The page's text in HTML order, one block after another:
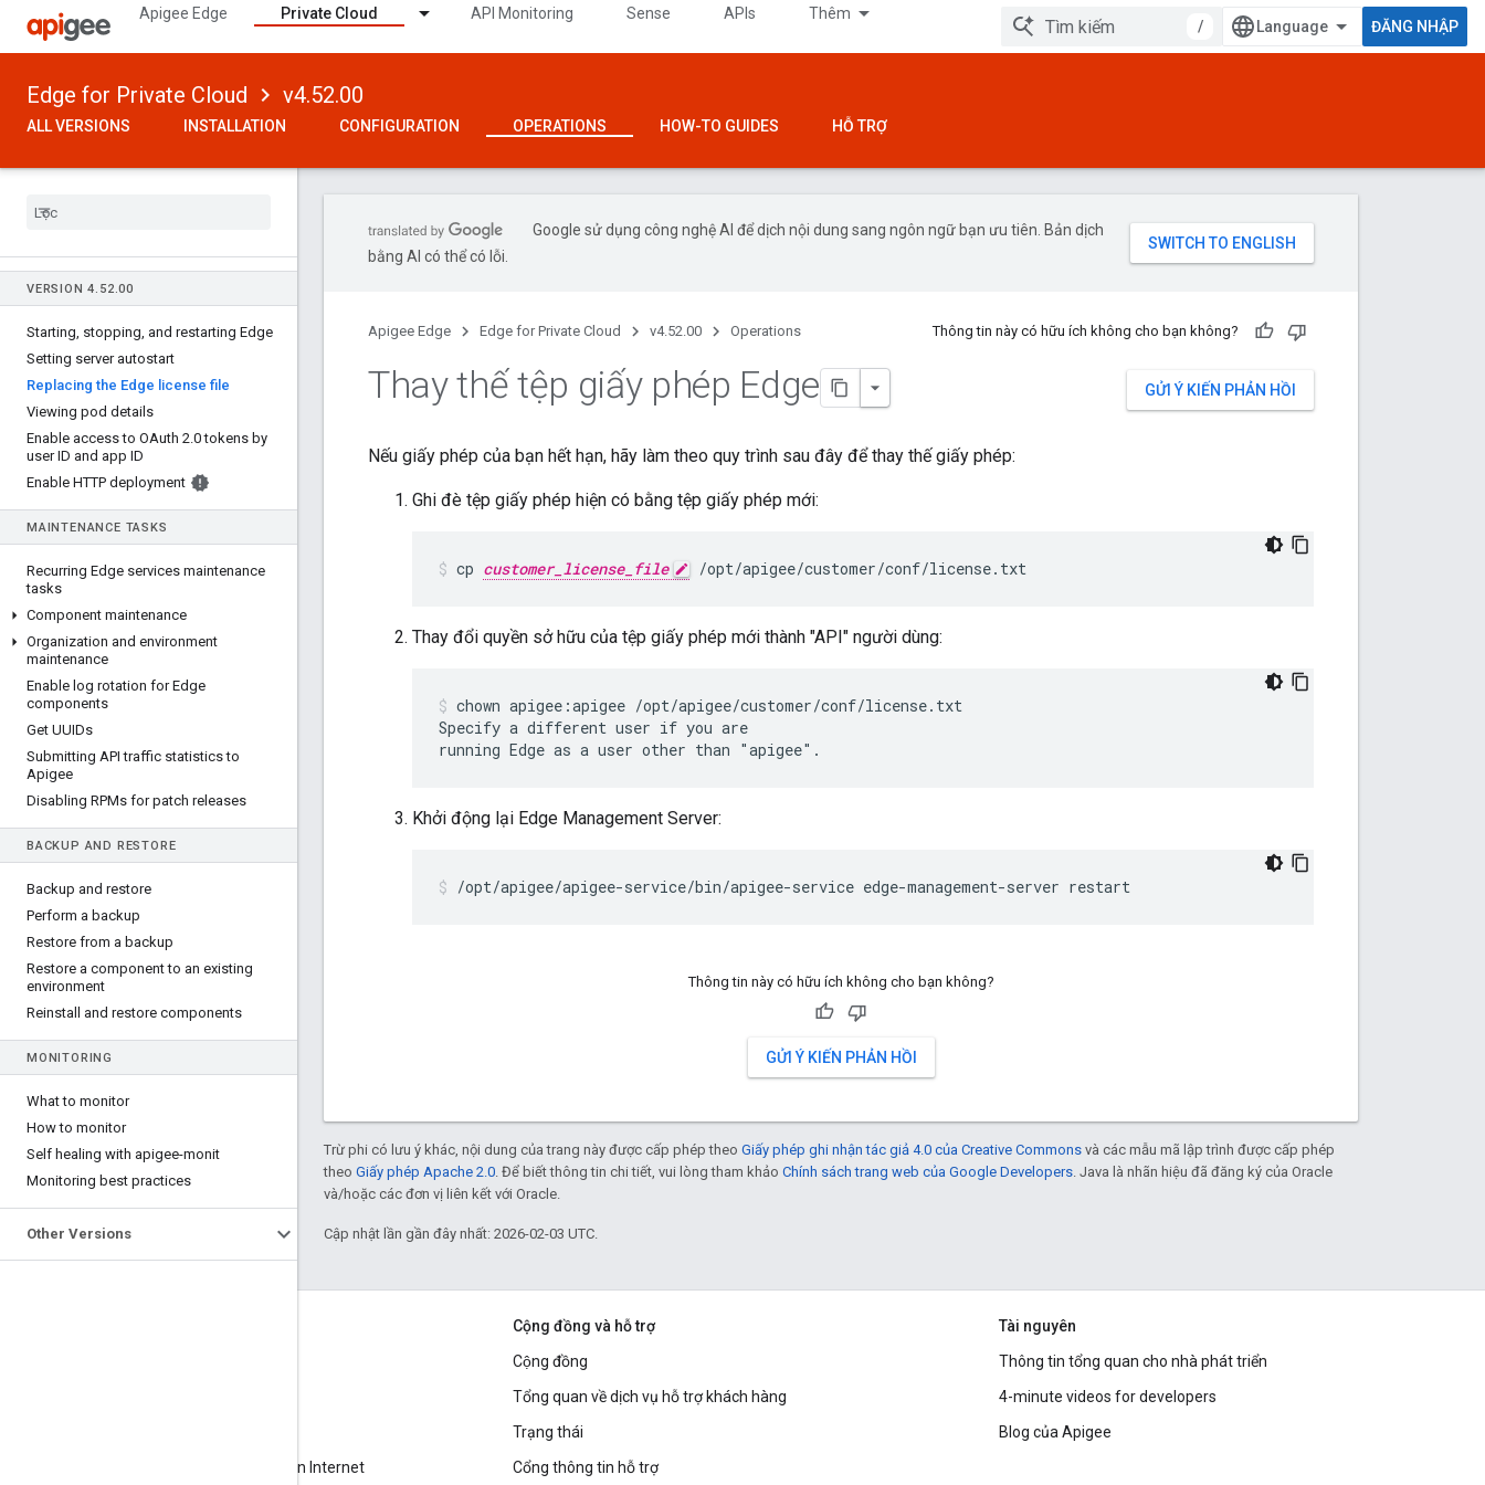
Apigee Edge Private Cloud API Monitoring Sense APIs Thêm
/ ĐĂNG NHẬP
Edge for Private Cloud v4.52.00
ALL VERSIONS INSTALLATION CONFIGURATION OPERATIONS HOW-TO GUIDES HỖ TRỢ
VERSION 4. 52.00
Starting, stopping, and restarting Edge
Setting server autostart
Replacing the Edge license file
Viewing pod details
Enable access to OAuth 2.0 tokens by
user ID and app ID
Enable HTTP deployment
MAINTENANCE TASKS
Recurring Edge services maintenance
tasks
Component maintenance
Organization and environment
maintenance
Enable log rotation for Edge
components
Get UUIDs
Submitting API traffic statistics to
Apigee
Disabling RPMs for patch releases
BACKUP AND RESTORE
Backup and restore
Perform a backup
Restore from a backup
Restore a component to an existing
environment
Reinstall and restore components
MONITORING
What to monitor
How to monitor
Self healing with apigee-monit
Monitoring best practices
Other Versions
Google sử dụng công nghệ AI để dịch nội dung sang ngôn ngữ bạn ưu tiên. Bản dịch
bằng AI có thể có lỗi.
Apigee Edge Edge for Private Cloud v4.52.00 Operations Thông tin này có hữu ích không cho bạn không?
GỬI Ý KIẾN PHẢN HỒI
Thay thế tệp giấy phép Edge
Nếu giấy phép của bạn hết hạn, hãy làm theo quy trình sau đây để thay thế giấy phép:
Ghi đè tệp giấy phép hiện có bằng tệp giấy phép mới:
cp customer_license_file /opt/apigee/customer/conf/license.txt
Thay đổi quyền sở hữu của tệp giấy phép mới thành "API" người dùng:
chown apigee:apigee /opt/apigee/customer/conf/license.txt
Specify a different user if you are
running Edge as a user other than "apigee".
Khởi động lại Edge Management Server:
/opt/apigee/apigee-service/bin/apigee-service edge-management-server restart
Thông tin này có hữu ích không cho bạn không?
GỬI Ý KIẾN PHẢN HỒI
Trừ phi có lưu ý khác, nội dung của trang này được cấp phép theo Giấy phép ghi nhận tác giả 4.0 của Creative Commons và các mẫu mã lập trình được cấp phép
theo Giấy phép Apache 2.0. Để biết thông tin chi tiết, vui lòng tham khảo Chính sách trang web của Google Developers. Java là nhãn hiệu đã đăng ký của Oracle
và/hoặc các đơn vị liên kết với Oracle.
Cập nhật lần gần đây nhất: 2026-02-03 UTC.
Sách điện tử và truyền hình trực tiếp trên Internet
Cộng đồng và hỗ trợ
Cộng đồng
Tổng quan về dịch vụ hỗ trợ khách hàng
Trạng thái
Cổng thông tin hỗ trợ
Tài nguyên
Thông tin tổng quan cho nhà phát triển
4-minute videos for developers
Blog của Apigee